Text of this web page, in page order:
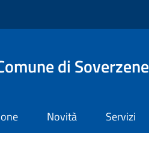
di Soverzene
Novità Servizi